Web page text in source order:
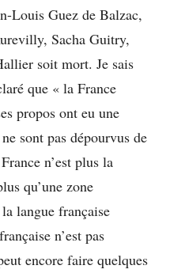
Louis Guez de Balzac,
Sacha Guitry,
soit mort. Je sais
que « la France
propos ont eu une
sont pas dépourvus de
n’est plus la
qu’une zone
langue française
n’est pas
encore faire quelques